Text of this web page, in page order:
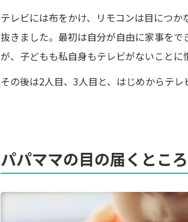
テレビには布をかけ、リモコンは目につ
抜きました。最初は自分が自由に家事を
が、子どもも私自身もテレビがないことに
その後は2人目、3人目と、はじめからテレ
パパママの目の届くとこ